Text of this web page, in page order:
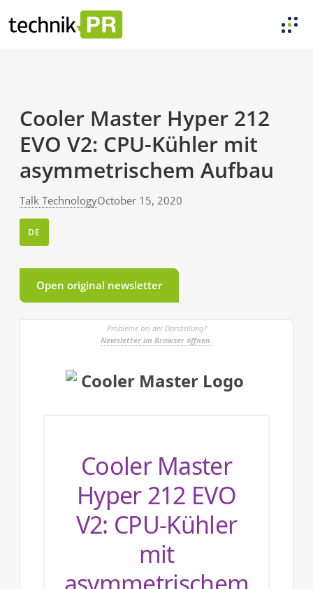
Cooler Master Hyper 212
EVO V2: CPU-Kühler mit
asymmetrischem Aufbau
Talk TechnologyOctober 15, 2020
DE
Open original newsletter